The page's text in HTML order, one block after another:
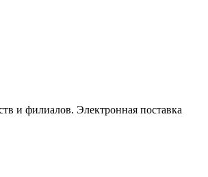
и филиалов. Электронная поставка